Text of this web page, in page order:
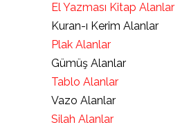
El Yazması Kitap Alanlar
Kuran-ı Kerim Alanlar
Plak Alanlar
Gümüş Alanlar
Tablo Alanlar
Vazo Alanlar
Silah Alanlar